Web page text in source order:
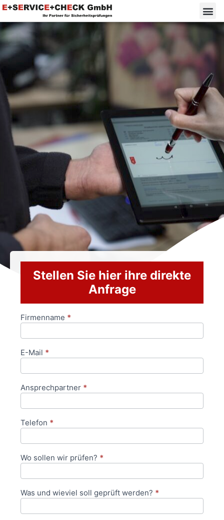
Stellen Sie hier ihre direkte
Anfrage
Anfrageformular
Firmenname *
E-Mail *
Ansprechpartner *
Telefon *
Wo sollen wir prüfen? *
Was und wieviel soll geprüft werden? *